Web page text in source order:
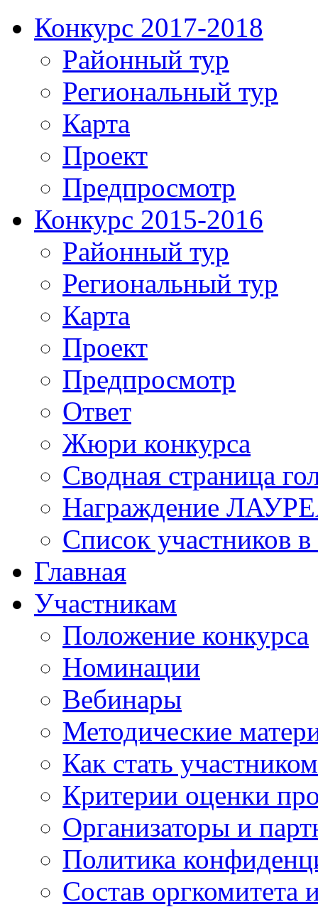
Конкурс 2017-2018
Районный тур
Региональный тур
Карта
Проект
Предпросмотр
Конкурс 2015-2016
Районный тур
Региональный тур
Карта
Проект
Предпросмотр
Ответ
Жюри конкурса
Сводная страница
Награждение
Список участников
Главная
Участникам
Положение конкурса
Номинации
Вебинары
Методические
Как стать участником
Критерии оценки
Организаторы и
Политика
Состав оргкомитета